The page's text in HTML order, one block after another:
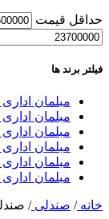
حداقل قیمت
فیلتر برند ها
مبلمان
مبلمان
مبلمان
مبلمان اداری
مبلمان
مبلمان اداری
خانه/ صندلی/